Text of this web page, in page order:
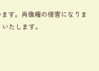
す。肖像権の侵害になりま
たします。